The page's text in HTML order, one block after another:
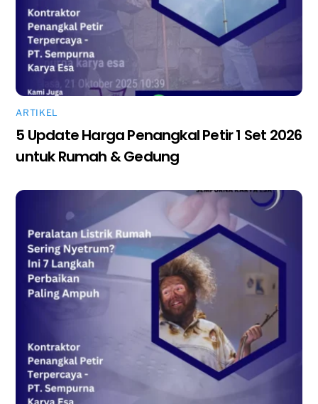
ARTIKEL
5 Update Harga Penangkal Petir 1 Set 2026
untuk Rumah & Gedung